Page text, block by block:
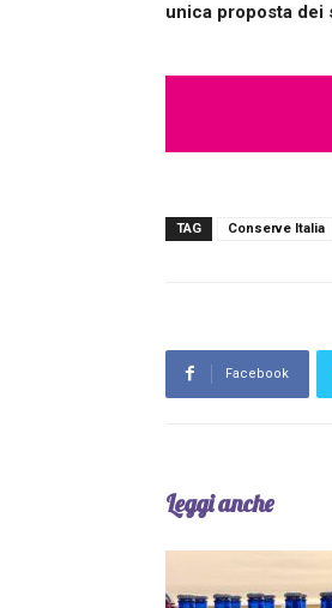
unica proposta dei
TAG Conserve Italia
Facebook
Leggi anche